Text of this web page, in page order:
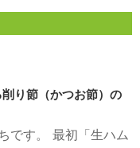
り節（かつお節）の
です。 最初「生ハム